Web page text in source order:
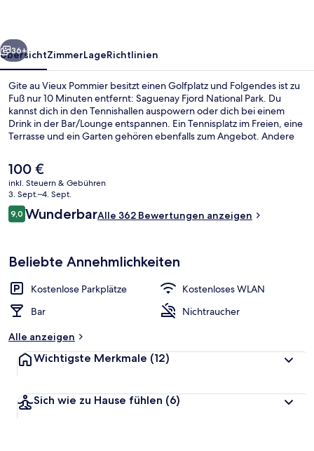
Weiter
36+
ÜbersichtZimmerLageRichtlinien
Gite au Vieux Pommier besitzt einen Golfplatz und Folgendes ist zu
Fuß nur 10 Minuten entfernt: Saguenay Fjord National Park. Du
kannst dich in den Tennishallen auspowern oder dich bei einem
Drink in der Bar/Lounge entspannen. Ein Tennisplatz im Freien, eine
Terrasse und ein Garten gehören ebenfalls zum Angebot. Andere
Der
aktuelle
Preis
beträgt
100 €.
100 €
inkl. Steuern & Gebühren
3. Sept.–4. Sept.
Bewertungen
9,09,0 von 10.
WunderbarAlle 362 Bewertungen anzeigen
Beliebte Annehmlichkeiten
Kostenlose Parkplätze
Kostenloses WLAN
Bar
Nichtraucher
Alle anzeigen
Wichtigste Merkmale (12)
Sich wie zu Hause fühlen (6)